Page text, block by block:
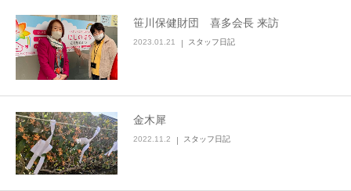
笹川保健財団 喜多会長 来訪
2023.01.21 スタッフ日記
金木犀
2022.11.2 スタッフ日記